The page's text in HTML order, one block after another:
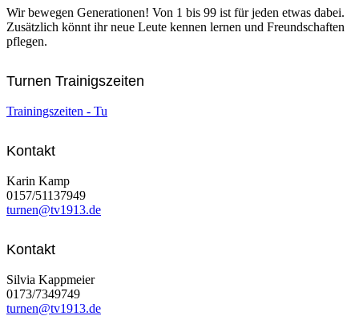
Wir bewegen Generationen! Von 1 bis 99 ist für jeden etwas dabei.
Zusätzlich könnt ihr neue Leute kennen lernen und Freundschaften
pflegen.
Turnen Trainigszeiten
Trainingszeiten - Tu
Kontakt
Karin Kamp
0157/51137949
turnen@tv1913.de
Kontakt
Silvia Kappmeier
0173/7349749
turnen@tv1913.de